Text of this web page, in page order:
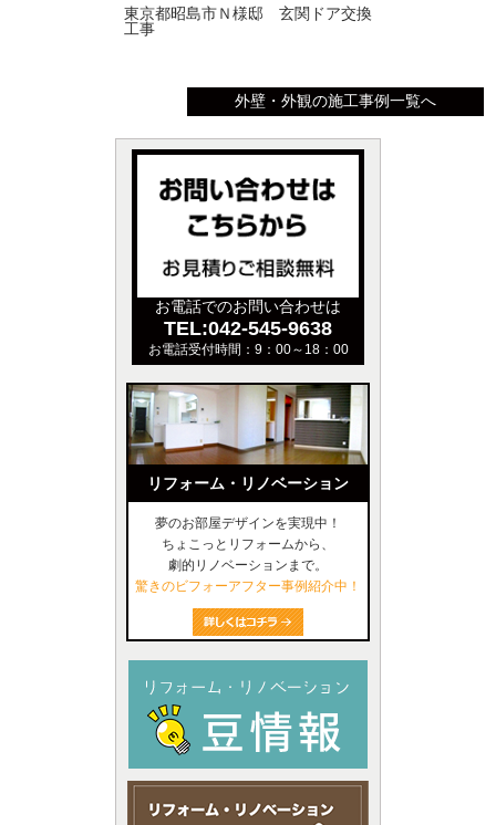
東京都昭島市Ｎ様邸 玄関ドア交換
工事
外壁・外観の施工事例一覧へ
お電話でのお問い合わせは
TEL:042-545-9638
お電話受付時間：9：00～18：00
リフォーム・リノベーション
夢のお部屋デザインを実現中！
ちょこっとリフォームから、
劇的リノベーションまで。
驚きのビフォーアフター事例紹介中！